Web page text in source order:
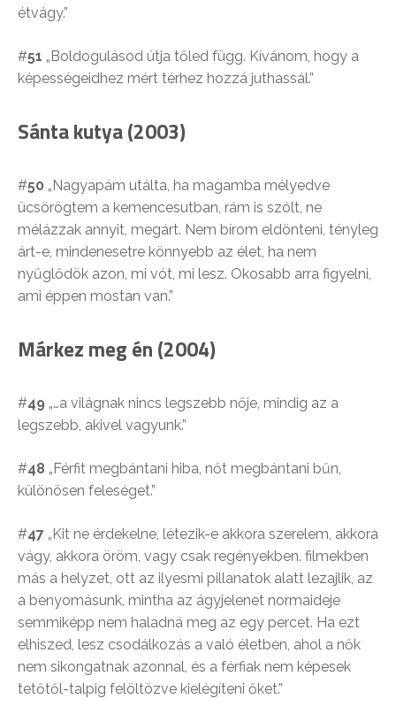
étvágy.”
#51 „Boldogulásod útja tőled függ. Kívánom, hogy a
képességeidhez mért térhez hozzá juthassál.”
Sánta kutya (2003)
#50 „Nagyapám utálta, ha magamba mélyedve
ücsörögtem a kemencesutban, rám is szólt, ne
mélázzak annyit, megárt. Nem bírom eldönteni, tényleg
árt-e, mindenesetre könnyebb az élet, ha nem
nyűglődök azon, mi vót, mi lesz. Okosabb arra figyelni,
ami éppen mostan van.”
Márkez meg én (2004)
#49 „…a világnak nincs legszebb nője, mindig az a
legszebb, akivel vagyunk.”
#48 „Férfit megbántani hiba, nőt megbántani bűn,
különösen feleséget.”
#47 „Kit ne érdekelne, létezik-e akkora szerelem, akkora
vágy, akkora öröm, vagy csak regényekben. filmekben
más a helyzet, ott az ilyesmi pillanatok alatt lezajlik, az
a benyomásunk, mintha az ágyjelenet normaideje
semmiképp nem haladná meg az egy percet. Ha ezt
elhiszed, lesz csodálkozás a való életben, ahol a nők
nem sikongatnak azonnal, és a férfiak nem képesek
tetőtől-talpig felöltözve kielégíteni őket.”